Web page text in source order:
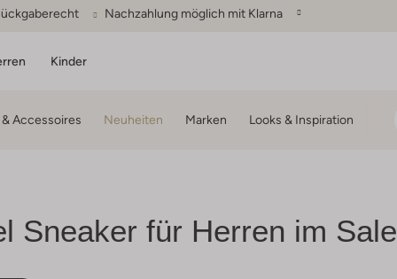
Nachzahlung möglich mit Klarna
Kinder
Accessoires Neuheiten Marken Looks & Inspiration
Sneaker für Herren im Sale